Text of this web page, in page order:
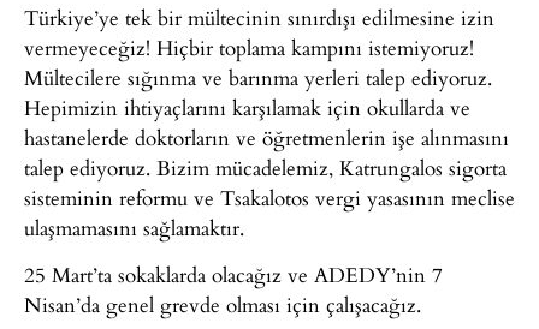
Türkiye’ye tek bir mültecinin sınırdışı edilmesine izin
vermeyeceğiz! Hiçbir toplama kampını istemiyoruz!
Mültecilere sığınma ve barınma yerleri talep ediyoruz.
Hepimizin ihtiyaçlarını karşılamak için okullarda ve
hastanelerde doktorların ve öğretmenlerin işe alınmasını
talep ediyoruz. Bizim mücadelemiz, Katrungalos sigorta
sisteminin reformu ve Tsakalotos vergi yasasının meclise
ulaşmamasını sağlamaktır.
25 Mart’ta sokaklarda olacağız ve ADEDY’nin 7
Nisan’da genel grevde olması için çalışacağız.